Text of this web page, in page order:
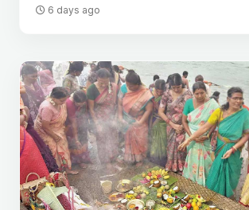
6 days ago